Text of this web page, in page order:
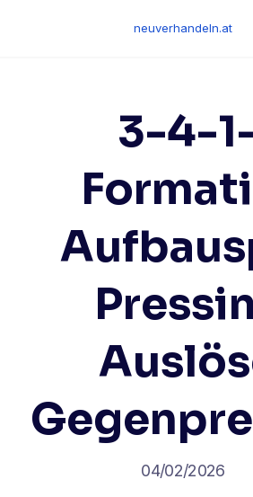
neuverhandeln.at
3-4-
04/02/2026